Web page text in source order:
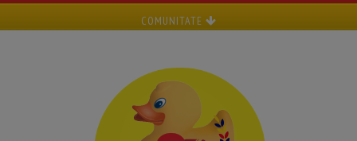
COMUNITATE